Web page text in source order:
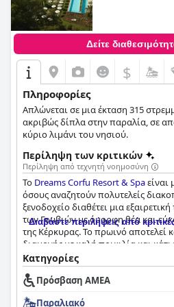
Δείτε
$
Πληροφορίες
Απλώνεται σε μια έκταση 315
ακριβώς δίπλα στην παραλία, σε
κύριο λιμάνι του νησιού.
Περίληψη των κριτικών
Περίληψη από τεχνητή νοημοσύνη
Το Dreams Corfu Resort & Spaείναι
όσους αναζητούν πολυτελείς
ξενοδοχείο διαθέτει μια
των Γουβιών με όμορφη θέα και
της Κέρκυρας. Το πρωινό αποτελεί
διαμονής με καλή ποικιλία και
δωμάτια είναι καθαρά, ευρύχωρα
ωραία τελειώματα. Το προσωπικό
εξυπηρετικό και εργατικό. Οι
Διαβάστε περιλήψεις από
Κατηγορίες
Πρόσβαση ΑΜΕΑ
Παραλιακό